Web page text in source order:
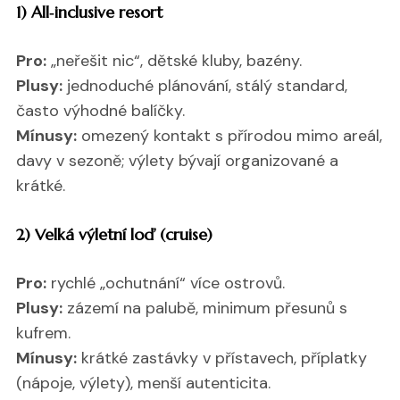
1) All‑inclusive resort
Pro: „neřešit nic“, dětské kluby, bazény.
Plusy: jednoduché plánování, stálý standard,
často výhodné balíčky.
Mínusy: omezený kontakt s přírodou mimo areál,
davy v sezoně; výlety bývají organizované a
krátké.
2) Velká výletní loď (cruise)
Pro: rychlé „ochutnání“ více ostrovů.
Plusy: zázemí na palubě, minimum přesunů s
kufrem.
Mínusy: krátké zastávky v přístavech, příplatky
(nápoje, výlety), menší autenticita.